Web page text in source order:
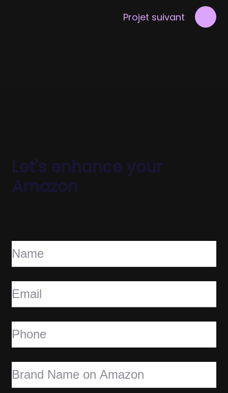
Projet suivant
Let's enhance your
Amazon